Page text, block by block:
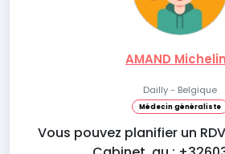
AMAND
Dailly - Belgique
Médecin généraliste
Vous pouvez planifier un